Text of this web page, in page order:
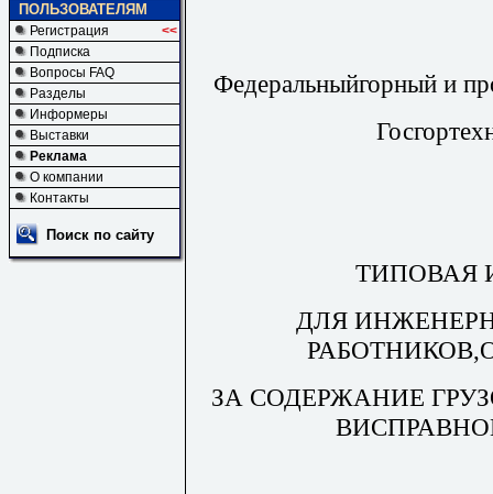
ПОЛЬЗОВАТЕЛЯМ
Регистрация
<<
Подписка
Вопросы FAQ
Разделы
Информеры
Выставки
Реклама
О компании
Контакты
Поиск по сайту
Федеральныйгорный и
ТИПОВАЯ
ДЛЯ
ЗА СОДЕРЖАНИЕ